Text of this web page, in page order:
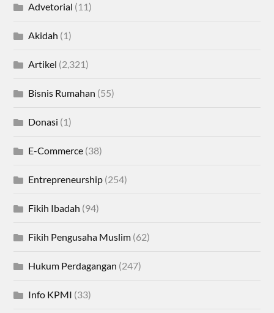
Advetorial (11)
Akidah (1)
Artikel (2,321)
Bisnis Rumahan (55)
Donasi (1)
E-Commerce (38)
Entrepreneurship (254)
Fikih Ibadah (94)
Fikih Pengusaha Muslim (62)
Hukum Perdagangan (247)
Info KPMI (33)